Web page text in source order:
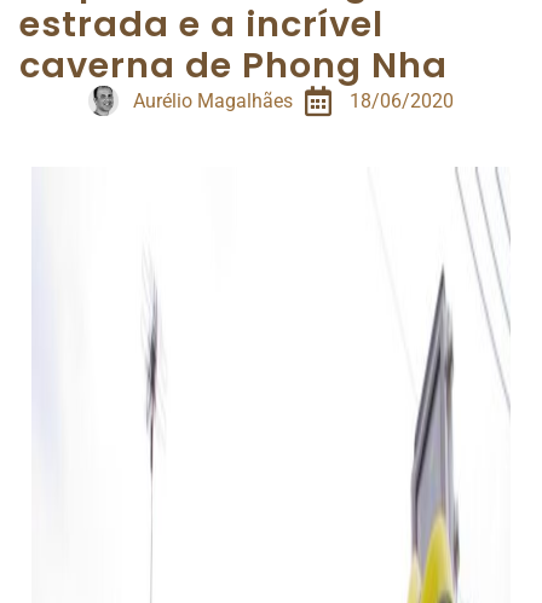
estrada e a incrível
caverna de Phong Nha
Aurélio Magalhães 18/06/2020